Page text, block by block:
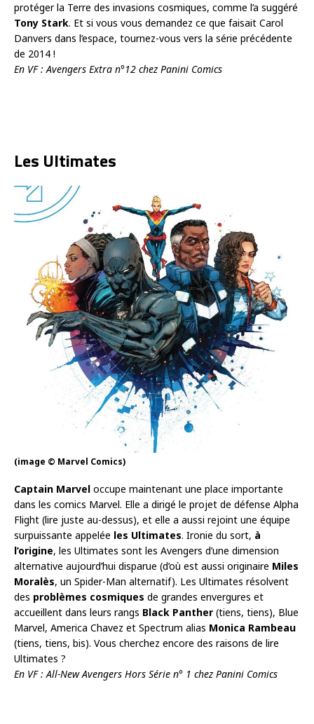
protéger la Terre des invasions cosmiques, comme l’a suggéré
Tony Stark. Et si vous vous demandez ce que faisait Carol
Danvers dans l’espace, tournez-vous vers la série précédente
de 2014 !
En VF : Avengers Extra n°12 chez Panini Comics
Les Ultimates
(image © Marvel Comics)
Captain Marvel occupe maintenant une place importante
dans les comics Marvel. Elle a dirigé le projet de défense Alpha
Flight (lire juste au-dessus), et elle a aussi rejoint une équipe
surpuissante appelée les Ultimates. Ironie du sort, à
l’origine, les Ultimates sont les Avengers d’une dimension
alternative aujourd’hui disparue (d’où est aussi originaire Miles
Moralès, un Spider-Man alternatif). Les Ultimates résolvent
des problèmes cosmiques de grandes envergures et
accueillent dans leurs rangs Black Panther (tiens, tiens), Blue
Marvel, America Chavez et Spectrum alias Monica Rambeau
(tiens, tiens, bis). Vous cherchez encore des raisons de lire
Ultimates ?
En VF : All-New Avengers Hors Série n° 1 chez Panini Comics